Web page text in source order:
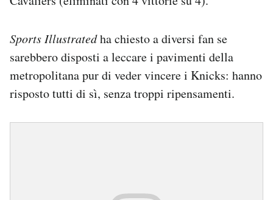
Sports Illustratedha chiesto a diversi fan se
sarebbero disposti a leccare i pavimenti della
metropolitana pur di veder vincere i Knicks: hanno
risposto tutti di sì, senza troppi ripensamenti.